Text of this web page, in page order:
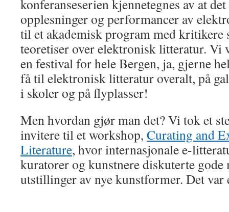
konferanseserien kjennetegnes av at
opplesninger og performancer av
til et akademisk program med
teoretiser over elektronisk litteratur.
en festival for hele Bergen, ja, gjerne
få til elektronisk litteratur overalt, på
i skoler og på flyplasser!
Men hvordan gjør man det? Vi tok et
invitere til et workshop, Curating and
Literature, hvor internasjonale e-
kuratorer og kunstnere diskuterte gode
utstillinger av nye kunstformer. Det